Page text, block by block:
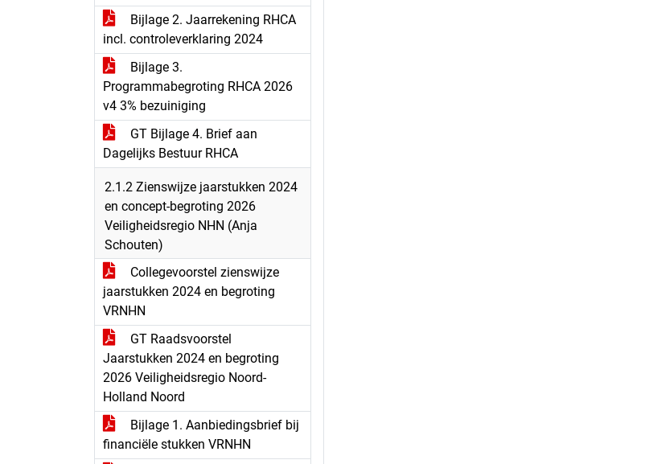
Bijlage 2. Jaarrekening RHCA
incl. controleverklaring 2024
Bijlage 3.
Programmabegroting RHCA 2026
v4 3% bezuiniging
GT Bijlage 4. Brief aan
Dagelijks Bestuur RHCA
2.1.2 Zienswijze jaarstukken 2024
en concept-begroting 2026
Veiligheidsregio NHN (Anja
Schouten)
Collegevoorstel zienswijze
jaarstukken 2024 en begroting
VRNHN
GT Raadsvoorstel
Jaarstukken 2024 en begroting
2026 Veiligheidsregio Noord-
Holland Noord
Bijlage 1. Aanbiedingsbrief bij
financiële stukken VRNHN